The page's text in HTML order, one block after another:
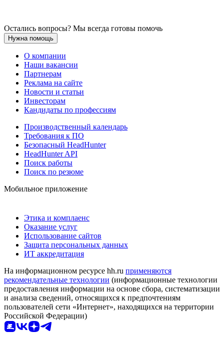
Остались вопросы? Мы всегда готовы помочь
Нужна помощь
О компании
Наши вакансии
Партнерам
Реклама на сайте
Новости и статьи
Инвесторам
Кандидаты по профессиям
Производственный календарь
Требования к ПО
Безопасный HeadHunter
HeadHunter API
Поиск работы
Поиск по резюме
Мобильное приложение
Этика и комплаенс
Оказание услуг
Использование сайтов
Защита персональных данных
ИТ аккредитация
На информационном ресурсе hh.ru применяются
рекомендательные технологии (информационные технологии
предоставления информации на основе сбора, систематизации
и анализа сведений, относящихся к предпочтениям
пользователей сети «Интернет», находящихся на территории
Российской Федерации)